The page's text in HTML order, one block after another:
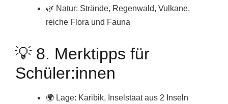
🌿 Natur: Strände, Regenwald, Vulkane,
reiche Flora und Fauna
💡 8. Merktipps für
Schüler:innen
🌍 Lage: Karibik, Inselstaat aus 2 Inseln